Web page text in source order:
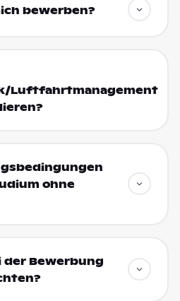
bewerben?
Luftfahrtmanagement
ohne
der Bewerbung